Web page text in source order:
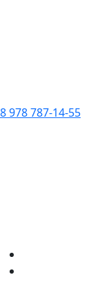
8 978 787-14-55